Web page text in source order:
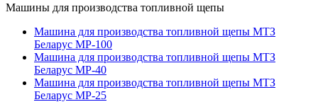
Машины для производства топливной щепы
Машина для производства топливной щепы МТЗ
Беларус МР-100
Машина для производства топливной щепы МТЗ
Беларус МР-40
Машина для производства топливной щепы МТЗ
Беларус МР-25